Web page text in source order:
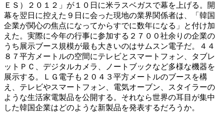
ＥＳ）２０１２」が１０日に米ラスベガスで幕を上げる。開
幕を翌日に控えた９日に会った現地の業界関係者は、「韓国
企業が関心の焦点になってからすでに数年になる」と付け加
えた。実際に今年の行事に参加する２７００社余りの企業の
うち展示ブース規模が最も大きいのはサムスン電子だ。４４
８７平方メートルの空間にテレビとスマートフォン、タブレ
ットＰＣ、デジタルカメラ、ノートブックなど多様な機器を
展示する。ＬＧ電子も２０４３平方メートルのブースを構
え、テレビやスマートフォン、電気オーブン、スタイラーの
ような生活家電製品を公開する。それなら世界の耳目が集中
した韓国企業はどのような新製品を発表するだろうか。